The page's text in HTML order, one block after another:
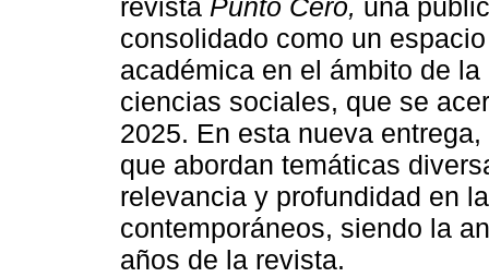
revista Punto Cero, una
consolidado como un
académica en el ámbito de
ciencias sociales, que se
2025. En esta nueva
que abordan temáticas
relevancia y profundidad en
contemporáneos, siendo la
años de la revista.